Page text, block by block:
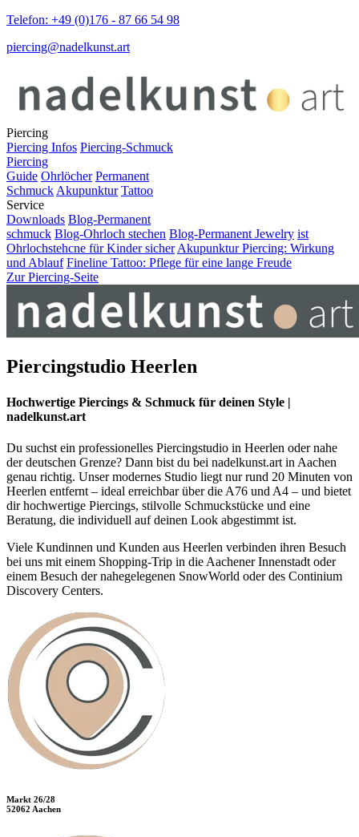
Telefon: +49 (0)176 - 87 66 54 98
piercing@nadelkunst.art
Piercing
Piercing Infos Piercing-Schmuck
Piercing
Guide Ohrlöcher Permanent
Schmuck Akupunktur Tattoo
Service
Downloads Blog-Permanent
schmuck Blog-Ohrloch stechen Blog-Permanent Jewelry ist
Ohrlochstehcne für Kinder sicher Akupunktur Piercing: Wirkung
und Ablauf Fineline Tattoo: Pflege für eine lange Freude
Zur Piercing-Seite
Piercingstudio Heerlen
Hochwertige Piercings & Schmuck für deinen Style |
nadelkunst.art
Du suchst ein professionelles Piercingstudio in Heerlen oder nahe
der deutschen Grenze? Dann bist du bei nadelkunst.art in Aachen
genau richtig. Unser modernes Studio liegt nur rund 20 Minuten von
Heerlen entfernt – ideal erreichbar über die A76 und A4 – und bietet
dir hochwertige Piercings, stilvolle Schmuckstücke und eine
Beratung, die individuell auf deinen Look abgestimmt ist.
Viele Kundinnen und Kunden aus Heerlen verbinden ihren Besuch
bei uns mit einem Shopping-Trip in die Aachener Innenstadt oder
einem Besuch der nahegelegenen SnowWorld oder des Continium
Discovery Centers.
Markt 26/28
52062 Aachen